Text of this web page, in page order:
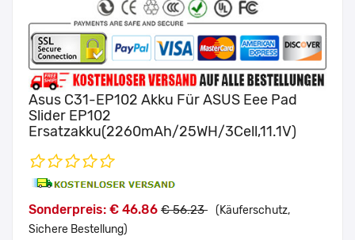
Asus C31-EP102 Akku Für ASUS Eee Pad
Slider EP102
Ersatzakku(2260mAh/25WH/3Cell,11.1V)
Sonderpreis: € 46.86 € 56.23 (Käuferschutz,
Sichere Bestellung)